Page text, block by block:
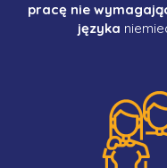
pracę nie
języka